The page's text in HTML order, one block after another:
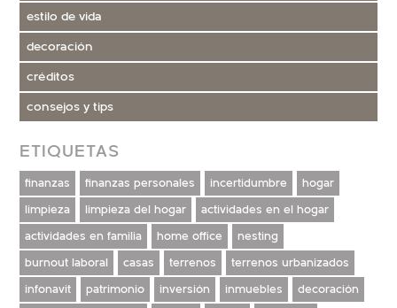
estilo de vida
decoración
créditos
consejos y tips
ETIQUETAS
finanzas finanzas personales incertidumbre
hogar
limpieza
limpieza del hogar
actividades en el hogar
actividades en familia
home office
nesting
burnout laboral
casas terrenos
terrenos urbanizados
infonavit
patrimonio inversión inmuebles
decoración